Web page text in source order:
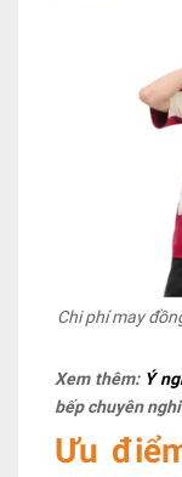
Chi phí may
Xem thêm: Ý
bếp chuyên
Ưu